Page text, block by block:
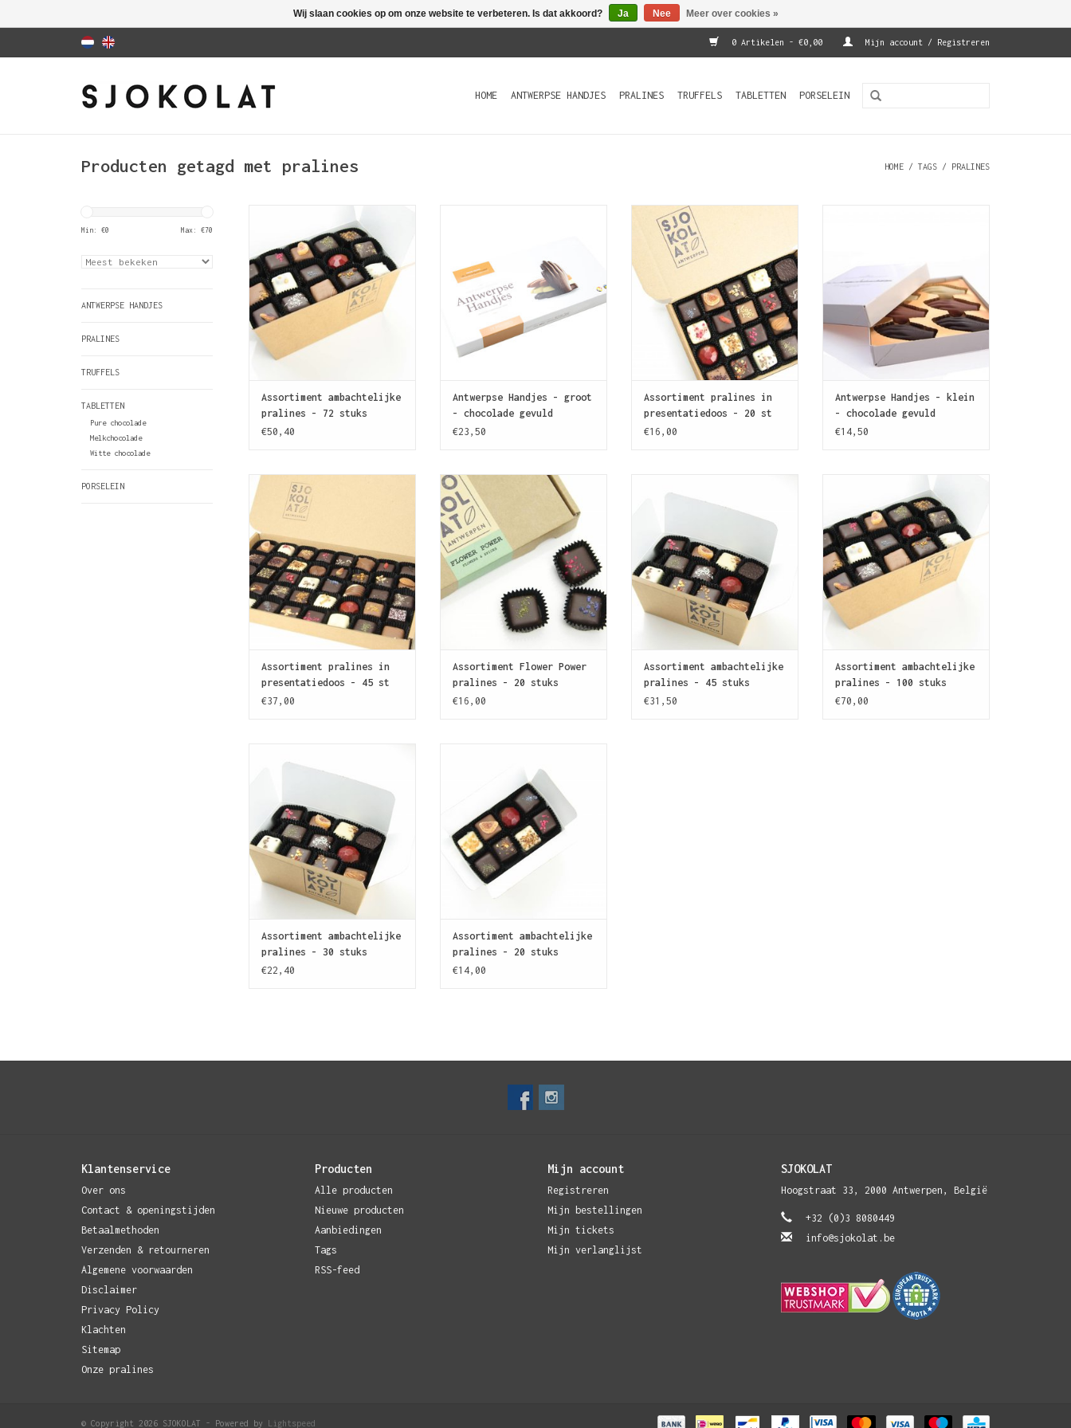
0 Artikelen - €0,00 Mijn account / Registreren
HOME ANTWERPSE HANDJES PRALINES TRUFFELS TABLETTEN PORSELEIN
Producten getagd met pralines HOME / TAGS / PRALINES
Min: €0 Max: €70
ANTWERPSE HANDJES
PRALINES
TRUFFELS
TABLETTEN
Pure chocolade
Melkchocolade
Witte chocolade
PORSELEIN
aanbod van 72 handgemaakte
pralines voor de doorgewinterde
chocoholic.
TOEVOEGEN AAN WINKELWAGEN
Assortiment ambachtelijke
pralines - 72 stuks
€50,40
Deze luxe doos bevat 24 gevulde
chocolade handjes.
TOEVOEGEN AAN WINKELWAGEN
Antwerpse Handjes - groot
- chocolade gevuld
€23,50
Zot van SJOKOLAT? Deze
presentatiedoos 20 handgemaakte
pralines biedt soelaas.
TOEVOEGEN AAN WINKELWAGEN
Assortiment pralines in
presentatiedoos - 20 st
€16,00
chocolade handjes.
TOEVOEGEN AAN WINKELWAGEN
Antwerpse Handjes - klein
- chocolade gevuld
€14,50
Nog zotter van SJOKOLAT? Met
dit gevarieerde assortiment van
45 pralines maak je iedere
TOEVOEGEN AAN WINKELWAGEN
Assortiment pralines in
presentatiedoos - 45 st
€37,00
Voor de fijnproevers!
Assortiment van 20 pralines met
verfijnde ganache vullingen op
basis van bloemen en
specerijen.
TOEVOEGEN AAN WINKELWAGEN
Assortiment Flower Power
pralines - 20 stuks
€16,00
het ruime aanbod van SJOKOLAT
TOEVOEGEN AAN WINKELWAGEN
Assortiment ambachtelijke
pralines - 45 stuks
€31,50
van 100 ambachtelijke pralines
zorgt alvast voor een vrolijke
stemming.
TOEVOEGEN AAN WINKELWAGEN
Assortiment ambachtelijke
pralines - 100 stuks
€70,00
het ruime aanbod van SJOKOLAT
TOEVOEGEN AAN WINKELWAGEN
Assortiment ambachtelijke
pralines - 30 stuks
€22,40
met 20 handgemaakte pralines
voor een aangename kennismaking
met SJOKOLAT.
TOEVOEGEN AAN WINKELWAGEN
Assortiment ambachtelijke
pralines - 20 stuks
€14,00
Klantenservice
Over ons
Contact & openingstijden
Betaalmethoden
Verzenden & retourneren
Algemene voorwaarden
Disclaimer
Privacy Policy
Klachten
Sitemap
Onze pralines
Producten
Alle producten
Nieuwe producten
Aanbiedingen
Tags
RSS-feed
Mijn account
Registreren
Mijn bestellingen
Mijn tickets
Mijn verlanglijst
SJOKOLAT
Hoogstraat 33, 2000 Antwerpen, België
+32 (0)3 8080449
info@sjokolat.be
© Copyright 2026 SJOKOLAT - Powered by Lightspeed
Wij slaan cookies op om onze website te verbeteren. Is dat akkoord? Ja Nee Meer over cookies »